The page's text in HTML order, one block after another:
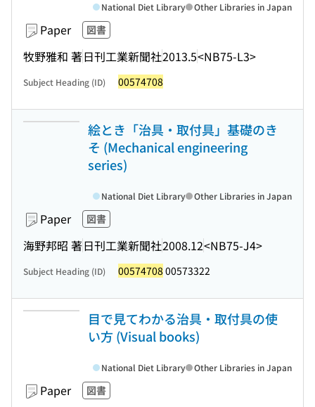
Paper 図書
牧野雅和 著日刊工業新聞社2013.5<NB75-L3>
National Diet Library Other Libraries in Japan
Subject Heading (ID) 00574708
絵とき「治具・取付具」基礎のき
そ (Mechanical engineering
series)
Paper 図書
海野邦昭 著日刊工業新聞社2008.12<NB75-J4>
National Diet Library Other Libraries in Japan
Subject Heading (ID) 00574708 00573322
目で見てわかる治具・取付具の使
い方 (Visual books)
Paper 図書
National Diet Library Other Libraries in Japan